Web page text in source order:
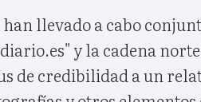
han llevado a cabo
y la cadena
de credibilidad a un